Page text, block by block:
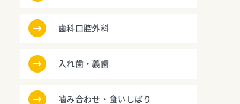
歯科口腔外科
入れ歯・義歯
噛み合わせ・食いしばり